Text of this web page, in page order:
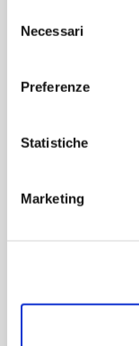
delNecessari
Preferenze
Statistiche
Marketing
investire in
Salute
“Oggi si
più che mai
nel territorio e
ancora più
dell’Emilia-
laboratorio